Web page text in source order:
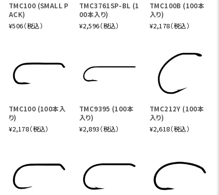
TMC100 (SMALL P
ACK)
¥506（税込）
TMC3761SP-BL (1
00本入り)
¥2,596（税込）
TMC100B (100本
入り)
¥2,178（税込）
TMC100 (100本入
り)
¥2,178（税込）
TMC9395 (100本
入り)
¥2,893（税込）
TMC212Y (100本
入り)
¥2,618（税込）